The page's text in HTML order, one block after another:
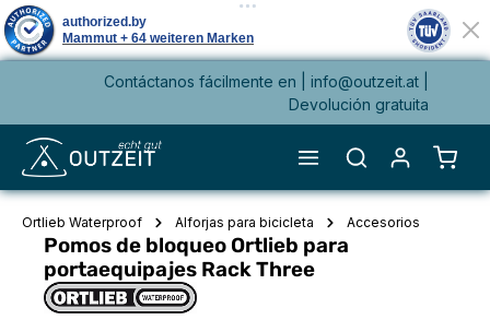
principalContáctanos fácilmente en | info@outzeit.at
Devolución gratuita
El
Ortlieb Waterproof Alforjas para bicicleta Accesorios
Pomos de bloqueo Ortlieb para
portaequipajes Rack Three